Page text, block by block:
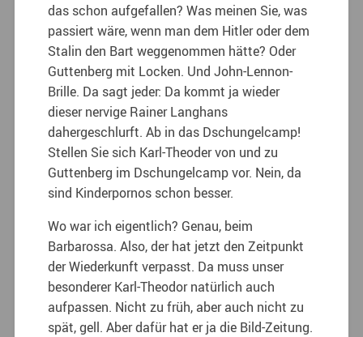
das schon aufgefallen? Was meinen Sie, was
passiert wäre, wenn man dem Hitler oder dem
Stalin den Bart weggenommen hätte? Oder
Guttenberg mit Locken. Und John-Lennon-
Brille. Da sagt jeder: Da kommt ja wieder
dieser nervige Rainer Langhans
dahergeschlurft. Ab in das Dschungelcamp!
Stellen Sie sich Karl-Theoder von und zu
Guttenberg im Dschungelcamp vor. Nein, da
sind Kinderpornos schon besser.
Wo war ich eigentlich? Genau, beim
Barbarossa. Also, der hat jetzt den Zeitpunkt
der Wiederkunft verpasst. Da muss unser
besonderer Karl-Theodor natürlich auch
aufpassen. Nicht zu früh, aber auch nicht zu
spät, gell. Aber dafür hat er ja die Bild-Zeitung.